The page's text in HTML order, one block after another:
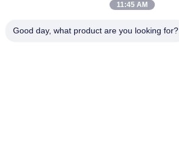
জমা দিন
11:45 AM
Good day, what product are you looking for?